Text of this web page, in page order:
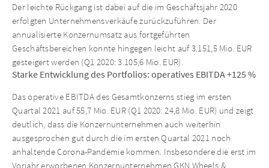
Der leichte Rückgang ist dabei auf die im Geschäftsjahr 2020
erfolgten Unternehmensverkäufe zurückzuführen. Der
annualisierte Konzernumsatz aus fortgeführten
Geschäftsbereichen konnte hingegen leicht auf 3.151,5 Mio. EUR
gesteigert werden (Q1 2020: 3.105,6 Mio. EUR).
Starke Entwicklung des Portfolios: operatives EBITDA +125 %
Das operative EBITDA des Gesamtkonzerns stieg im ersten
Quartal 2021 auf 55,7 Mio. EUR (Q1 2020: 24,8 Mio. EUR) und zeigt
deutlich, dass die Konzernunternehmen auch weiterhin
ausgesprochen gut durch die im ersten Quartal 2021 noch
anhaltende Corona-Pandemie kommen. Insbesondere die erst im
Vorjahr erworbenen Konzernunternehmen GKN Wheels &